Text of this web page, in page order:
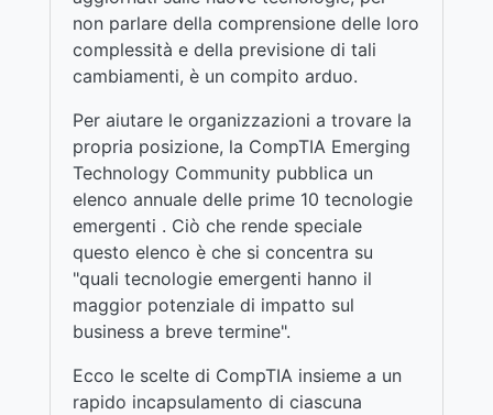
non parlare della comprensione delle loro
complessità e della previsione di tali
cambiamenti, è un compito arduo.
Per aiutare le organizzazioni a trovare la
propria posizione, la CompTIA Emerging
Technology Community pubblica un
elenco annuale delle prime 10 tecnologie
emergenti . Ciò che rende speciale
questo elenco è che si concentra su
"quali tecnologie emergenti hanno il
maggior potenziale di impatto sul
business a breve termine".
Ecco le scelte di CompTIA insieme a un
rapido incapsulamento di ciascuna